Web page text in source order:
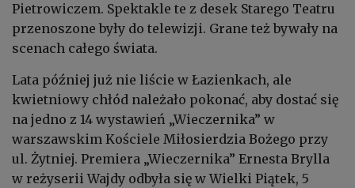
Pietrowiczem. Spektakle te z desek Starego Teatru
przenoszone były do telewizji. Grane też bywały na
scenach całego świata.
Lata później już nie liście w Łazienkach, ale
kwietniowy chłód należało pokonać, aby dostać się
na jedno z 14 wystawień „Wieczernika” w
warszawskim Kościele Miłosierdzia Bożego przy
ul. Żytniej. Premiera „Wieczernika” Ernesta Brylla
w reżyserii Wajdy odbyła się w Wielki Piątek, 5